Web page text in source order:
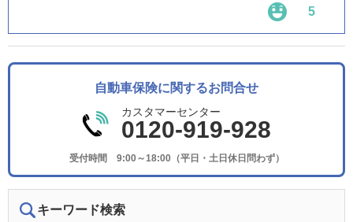
5
自動車保険に関するお問合せ
カスタマーセンター
0120-919-928
受付時間 9:00～18:00（平日・土日休日問わず）
キーワード検索